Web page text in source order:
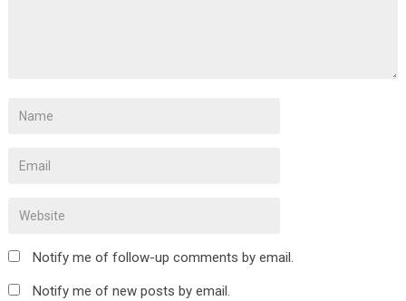
Notify me of follow-up comments by email.
Notify me of new posts by email.